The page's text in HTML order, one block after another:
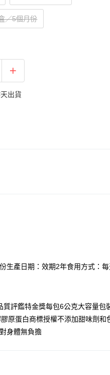
／5個月份
出貨
欲分期的期數、繳款截止日，確認付款
生產日期：效期2年食用方式：
質評鑑特金獎每包6公克大容量包
原蛋白商標授權不添加甜味劑和
身體無負擔